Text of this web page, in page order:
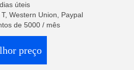
úteis
Western Union, Paypal
de 5000 / mês
preço